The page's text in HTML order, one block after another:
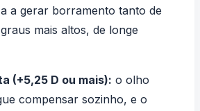
a gerar borramento tanto de
mais altos, de longe
(+5,25 D ou mais): o olho
compensar sozinho, e o